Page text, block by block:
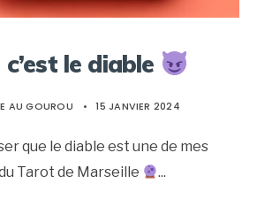
le diable
AU GOUROU • 15 JANVIER 2024
que le diable est une de mes
Tarot de Marseille
...